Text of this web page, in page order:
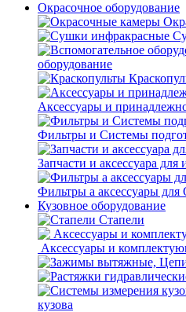
Окрасочное оборудование
оборудование
Аксессуары и
Фильтры и Системы
Запчасти и аксессуара
Фильтры а аксессуары
Кузовное оборудование
Стапели
Аксессуары и
кузова